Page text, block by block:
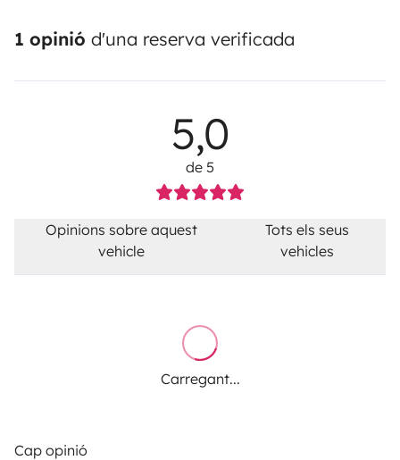
1 opinió d'una reserva verificada
5,0
de 5
Opinions sobre aquest
vehicle
Tots els seus
vehicles
Carregant...
Cap opinió